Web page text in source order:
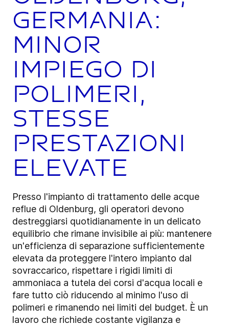
Germania:
minor
impiego di
polimeri,
stesse
prestazioni
elevate
Presso l'impianto di trattamento delle acque
reflue di Oldenburg, gli operatori devono
destreggiarsi quotidianamente in un delicato
equilibrio che rimane invisibile ai più: mantenere
un'efficienza di separazione sufficientemente
elevata da proteggere l'intero impianto dal
sovraccarico, rispettare i rigidi limiti di
ammoniaca a tutela dei corsi d'acqua locali e
fare tutto ciò riducendo al minimo l'uso di
polimeri e rimanendo nei limiti del budget. È un
lavoro che richiede costante vigilanza e